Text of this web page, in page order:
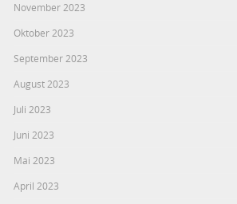
November 2023
Oktober 2023
September 2023
August 2023
Juli 2023
Juni 2023
Mai 2023
April 2023